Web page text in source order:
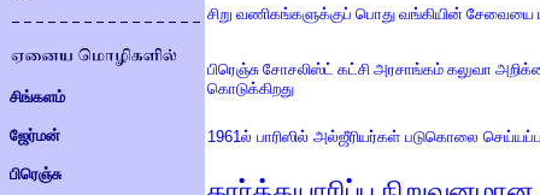
சிங்களம்
ஜேர்மன்
பிரெஞ்சு
சிறு வணிகங்களுக்குப் பொது வங்கியின் சேவையை
பிரெஞ்சு சோசலிஸ்ட் கட்சி அரசாங்கம் கலுவா
கொடுக்கிறது
1961ல் பாரிஸில் அல்ஜீரியர்கள் படுகொலை